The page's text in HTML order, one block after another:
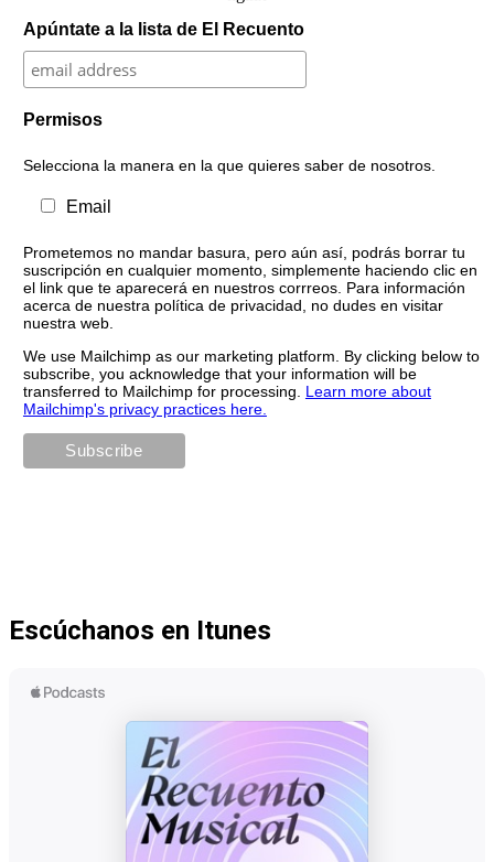
Apúntate a la lista de El Recuento
Permisos
Selecciona la manera en la que quieres saber de nosotros.
Email
Prometemos no mandar basura, pero aún así, podrás borrar tu
suscripción en cualquier momento, simplemente haciendo clic en
el link que te aparecerá en nuestros corrreos. Para información
acerca de nuestra política de privacidad, no dudes en visitar
nuestra web.
We use Mailchimp as our marketing platform. By clicking below to
subscribe, you acknowledge that your information will be
transferred to Mailchimp for processing. Learn more about
Mailchimp's privacy practices here.
Escúchanos en Itunes